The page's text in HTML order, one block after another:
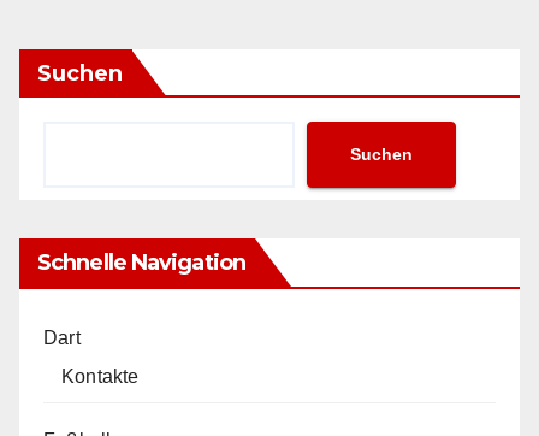
Suchen
Suchen
Schnelle Navigation
Dart
Kontakte